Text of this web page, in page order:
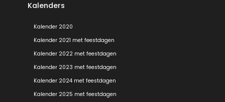
Kalenders
Kalender 2020
Kalender 2021 met feestdagen
Kalender 2022 met feestdagen
Kalender 2023 met feestdagen
Kalender 2024 met feestdagen
Kalender 2025 met feestdagen